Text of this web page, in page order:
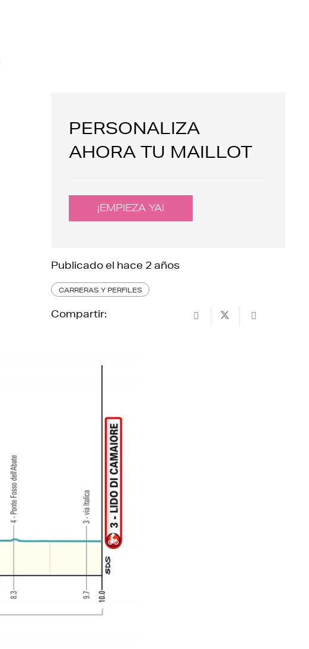
PERSONALIZA
AHORA TU MAILLOT
¡EMPIEZA YA!
Publicado el hace 2 años
CARRERAS Y PERFILES
Compartir: